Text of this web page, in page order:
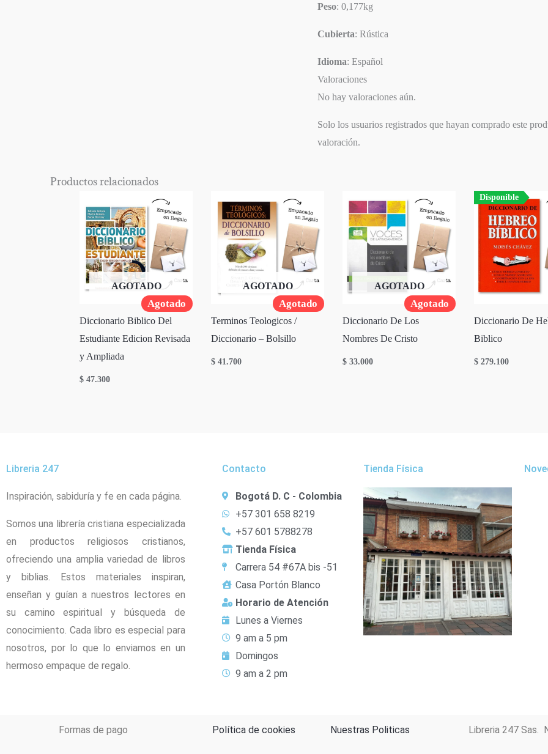
Peso: 0,177kg
Cubierta: Rústica
Idioma: Español
Valoraciones
No hay valoraciones aún.
Solo los usuarios registrados que hayan comprado este
valoración.
Productos relacionados
Agotado
AGOTADO
Diccionario Biblico Del
Estudiante Edicion Revisada
y Ampliada
$ 47.300
Agotado
AGOTADO
Terminos Teologicos /
Diccionario – Bolsillo
$ 41.700
Agotado
AGOTADO
Diccionario De Los
Nombres De Cristo
$ 33.000
Disponible
Diccionario De
Biblico
$ 279.100
Libreria 247
Inspiración, sabiduría y fe en cada página.
Somos una librería cristiana especializada
en productos religiosos cristianos,
ofreciendo una amplia variedad de libros
y biblias. Estos materiales inspiran,
enseñan y guían a nuestros lectores en
su camino espiritual y búsqueda de
conocimiento. Cada libro es especial para
nosotros, por lo que lo enviamos en un
hermoso empaque de regalo.
Contacto
Bogotá D. C - Colombia
+57 301 658 8219
+57 601 5788278
Tienda Física
Carrera 54 #67A bis -51
Casa Portón Blanco
Horario de Atención
Lunes a Viernes
9 am a 5 pm
Domingos
9 am a 2 pm
Tienda Física
Formas de pago Política de cookies Nuestras Politicas Libreria 247 Sas.